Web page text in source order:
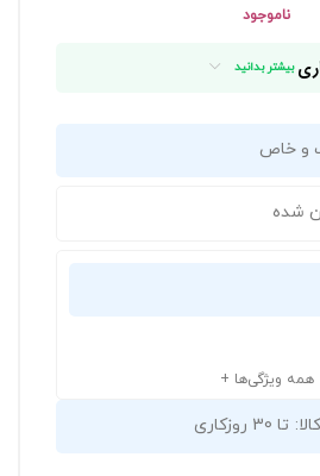
ناموجود
بیشتر بدانید
و خاص
شده
همه ویژگی‌ها +
تا 30 روزکاری